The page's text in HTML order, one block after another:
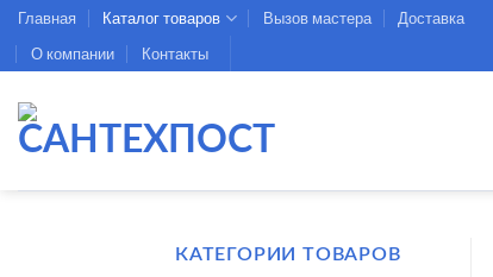
Skip
to
content
Главная Каталог товаров Вызов мастера
Доставка
О компании
Контакты
КАТЕГОРИИ ТОВАРОВ